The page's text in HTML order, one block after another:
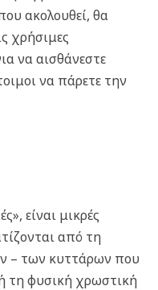
ακολουθεί, θα
χρήσιμες
να αισθάνεστε
να πάρετε την
είναι μικρές
από τη
– των κυττάρων που
τη φυσική χρωστική